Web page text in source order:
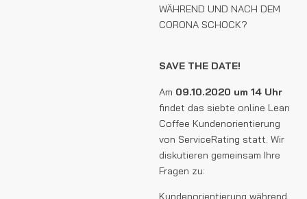
WÄHREND UND NACH DEM
CORONA SCHOCK?
SAVE THE DATE!
Am 09.10.2020 um 14 Uhr
findet das siebte online Lean
Coffee Kundenorientierung
von ServiceRating statt. Wir
diskutieren gemeinsam Ihre
Fragen zu:
Kundenorientierung während